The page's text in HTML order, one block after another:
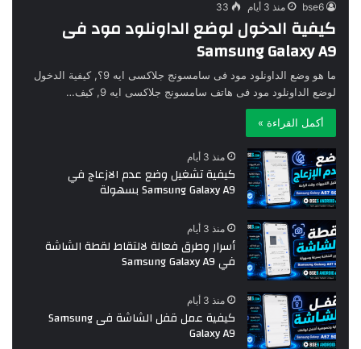
bse6 منذ 3 أيام 33
كيفية الدخول لوضع الداونلود مود فى
Samsung Galaxy A9
ما هو وضع الداونلود مود فى سامسونج جلاكسى ايه 9؟, كيفية الدخول
لوضع الداونلود مود فى هاتف سامسونج جلاكسى ايه 9, كيف…
أكمل القراءة »
منذ 3 أيام
كيفية تشغيل وضع عدم الازعاج في
Samsung Galaxy A9 بسهولة
منذ 3 أيام
أسرار وطرق فعالة لالتقاط لقطة الشاشة
في Samsung Galaxy A9
منذ 3 أيام
كيفية عمل قفل الشاشة فى Samsung
Galaxy A9